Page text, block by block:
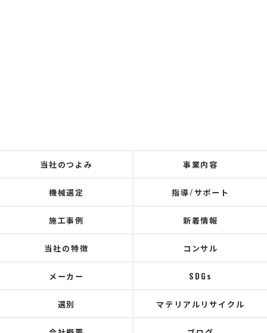
当社のつよみ 事業内容
機械選定 指導/サポート
施工事例 新着情報
当社の特徴 コンサル
メーカー SDGs
選別 マテリアルリサイクル